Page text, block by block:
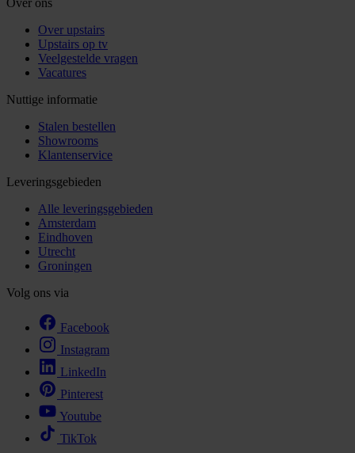
Over upstairs
Upstairs op tv
Veelgestelde vragen
Vacatures
Nuttige informatie
Stalen bestellen
Showrooms
Klantenservice
Leveringsgebieden
Alle leveringsgebieden
Amsterdam
Eindhoven
Utrecht
Groningen
Volg ons via
Facebook
Instagram
LinkedIn
Pinterest
Youtube
TikTok